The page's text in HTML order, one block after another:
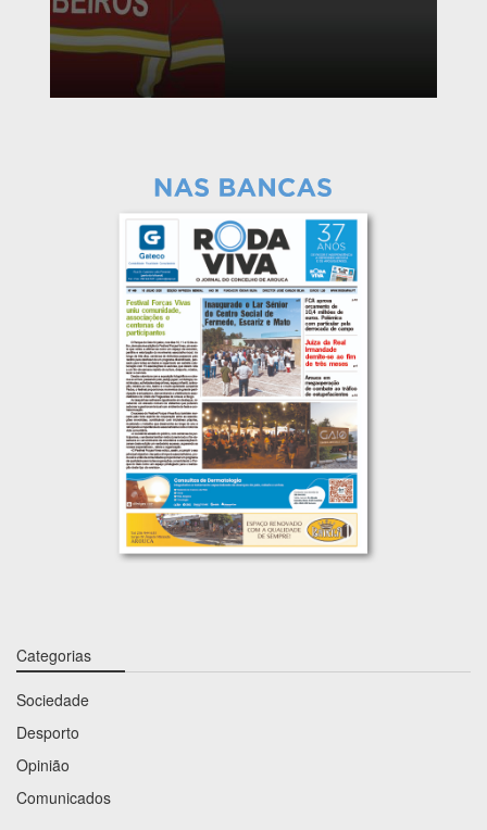
Categorias
Sociedade
Desporto
Opinião
Comunicados